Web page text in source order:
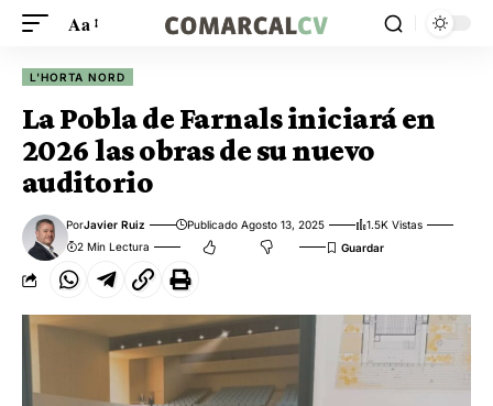
Aa
L'HORTA NORD
La Pobla de Farnals iniciará en
2026 las obras de su nuevo
auditorio
PorJavier Ruiz Publicado Agosto 13, 2025
1.5K Vistas
2 Min Lectura